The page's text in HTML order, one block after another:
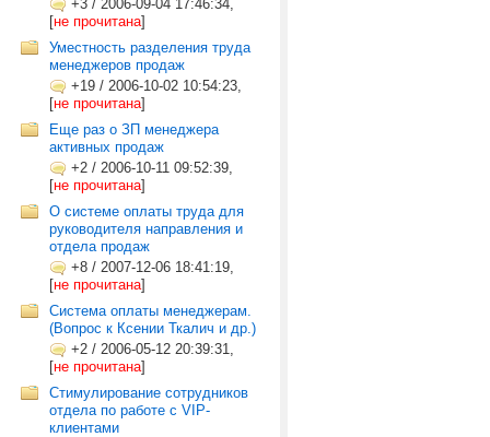
+3 / 2006-09-04 17:46:34,
[не прочитана]
Уместность разделения труда
менеджеров продаж
+19 / 2006-10-02 10:54:23,
[не прочитана]
Еще раз о ЗП менеджера
активных продаж
+2 / 2006-10-11 09:52:39,
[не прочитана]
О системе оплаты труда для
руководителя направления и
отдела продаж
+8 / 2007-12-06 18:41:19,
[не прочитана]
Система оплаты менеджерам.
(Вопрос к Ксении Ткалич и др.)
+2 / 2006-05-12 20:39:31,
[не прочитана]
Стимулирование сотрудников
отдела по работе с VIP-
клиентами